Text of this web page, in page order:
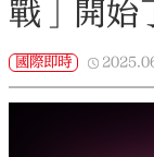
戰」開始
國際即時